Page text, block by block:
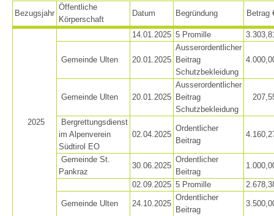
Vereinsgeschichte
Bezugsjahr
Öffentliche
Körperschaft
Datum Begründung Betrag
2025
14.01.2025 5 Promille
Gemeinde Ulten 20.01.2025
Ausserordentlicher
Beitrag
Schutzbekleidung
Gemeinde Ulten 20.01.2025
Ausserordentlicher
Beitrag
Schutzbekleidung
Bergrettungsdienst
im Alpenverein
Südtirol EO
02.04.2025
Ordentlicher
Beitrag
Gemeinde St.
Pankraz
30.06.2025
Ordentlicher
Beitrag
02.09.2025 5 Promille
Gemeinde Ulten 24.10.2025
Ordentlicher
Beitrag